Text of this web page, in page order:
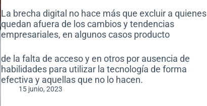
La brecha digital no hace más que excluir a quienes
quedan afuera de los cambios y tendencias
empresariales, en algunos casos producto
de la falta de acceso y en otros por ausencia de
habilidades para utilizar la tecnología de forma
efectiva y aquellas que no lo hacen.
15 junio, 2023